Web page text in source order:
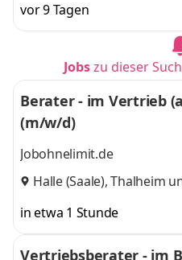
vor 9 Tagen
Jobszu dieser
Berater - im Vertrieb
(m/w/d)
Jobohnelimit.de
Halle (Saale),Thalheim
in etwa 1 Stunde
Vertriebsberater - im